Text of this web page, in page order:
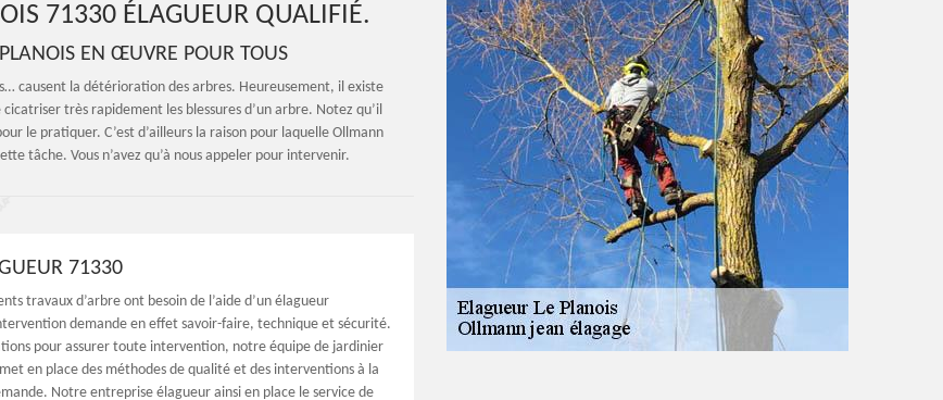
71330 ÉLAGUEUR QUALIFIÉ.
EN ŒUVRE POUR TOUS
causent la détérioration des arbres. Heureusement, il existe
très rapidement les blessures d’un arbre. Notez qu’il
le pratiquer. C’est d’ailleurs la raison pour laquelle Ollmann
tâche. Vous n’avez qu’à nous appeler pour intervenir.
71330
travaux d’arbre ont besoin de l’aide d’un élagueur
demande en effet savoir-faire, technique et sécurité.
pour assurer toute intervention, notre équipe de jardinier
en place des méthodes de qualité et des interventions à la
Notre entreprise élagueur ainsi en place le service de